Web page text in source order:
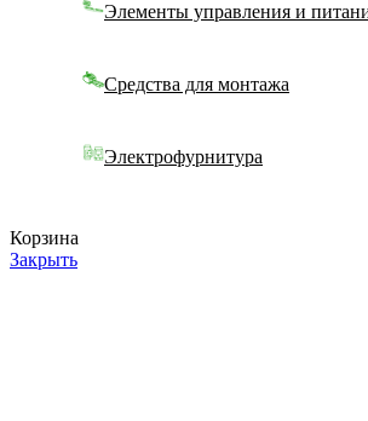
Элементы управления и
Средства для монтажа
Электрофурнитура
Корзина
Закрыть